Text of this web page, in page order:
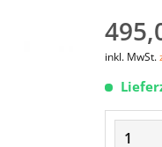
inkl. MwSt.